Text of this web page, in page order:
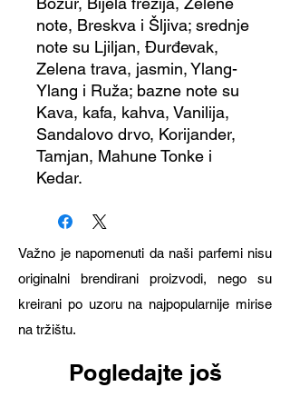
note, Breskva i Šljiva; srednje
note su Ljiljan, Đurđevak,
Zelena trava, jasmin, Ylang-
Ylang i Ruža; bazne note su
Kava, kafa, kahva, Vanilija,
Sandalovo drvo, Korijander,
Tamjan, Mahune Tonke i
Kedar.
Važno je napomenuti da naši parfemi nisu
originalni brendirani proizvodi, nego su
kreirani po uzoru na najpopularnije mirise
na tržištu.
Pogledajte još